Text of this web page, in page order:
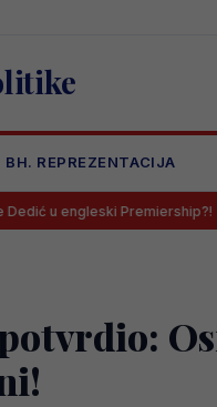
BH. REPREZENTACIJA
Premiership?!